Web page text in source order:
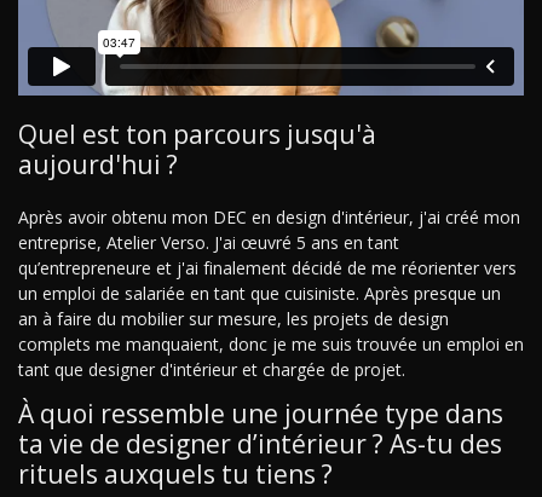
Quel est ton parcours jusqu'à
aujourd'hui ?
Après avoir obtenu mon DEC en design d'intérieur, j'ai créé mon
entreprise, Atelier Verso. J'ai œuvré 5 ans en tant
qu’entrepreneure et j'ai finalement décidé de me réorienter vers
un emploi de salariée en tant que cuisiniste. Après presque un
an à faire du mobilier sur mesure, les projets de design
complets me manquaient, donc je me suis trouvée un emploi en
tant que designer d'intérieur et chargée de projet.
À quoi ressemble une journée type dans
ta vie de designer d’intérieur ? As-tu des
rituels auxquels tu tiens ?